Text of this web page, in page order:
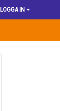
LOGGA IN